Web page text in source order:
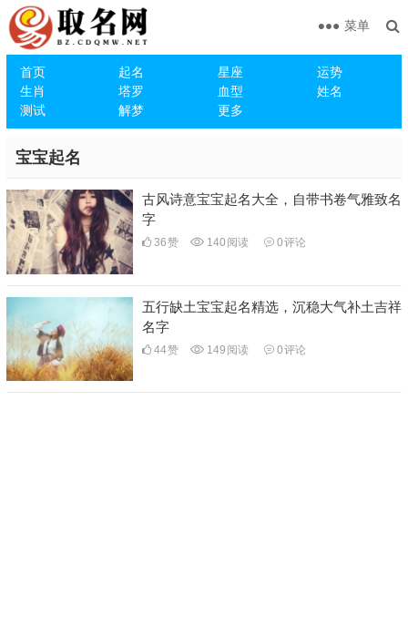
首页 起名 星座
运势
生肖
塔罗 血型
姓名
测试
解梦 更多
菜单
宝宝起名
古风诗意宝宝起名大全，自带书卷气雅致名
字
36赞 140 阅读 0评论
五行缺土宝宝起名精选，沉稳大气补土吉祥
名字
44赞 149 阅读 0评论